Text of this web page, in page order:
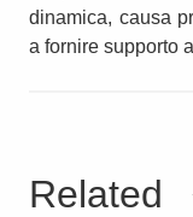
dinamica, causa
a fornire supporto
Related